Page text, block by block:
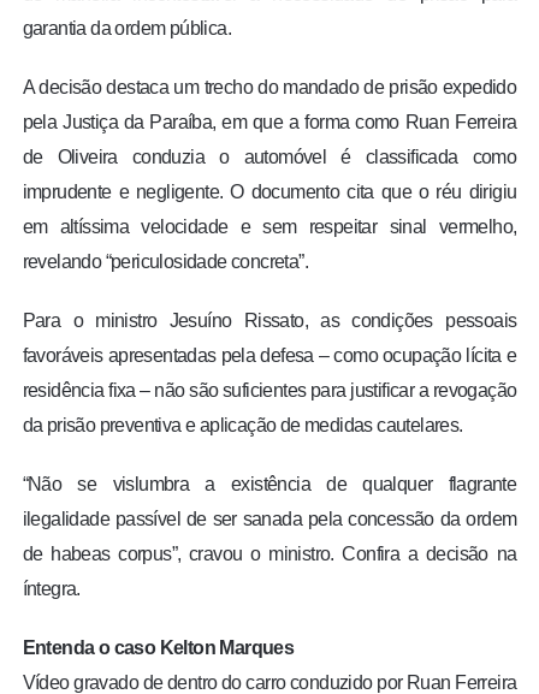
garantia da ordem pública.
A decisão destaca um trecho do mandado de prisão expedido
pela Justiça da Paraíba, em que a forma como Ruan Ferreira
de Oliveira conduzia o automóvel é classificada como
imprudente e negligente. O documento cita que o réu dirigiu
em altíssima velocidade e sem respeitar sinal vermelho,
revelando “periculosidade concreta”.
Para o ministro Jesuíno Rissato, as condições pessoais
favoráveis apresentadas pela defesa – como ocupação lícita e
residência fixa – não são suficientes para justificar a revogação
da prisão preventiva e aplicação de medidas cautelares.
“Não se vislumbra a existência de qualquer flagrante
ilegalidade passível de ser sanada pela concessão da ordem
de habeas corpus”, cravou o ministro. Confira a decisão na
íntegra.
Entenda o caso Kelton Marques
Vídeo gravado de dentro do carro conduzido por Ruan Ferreira